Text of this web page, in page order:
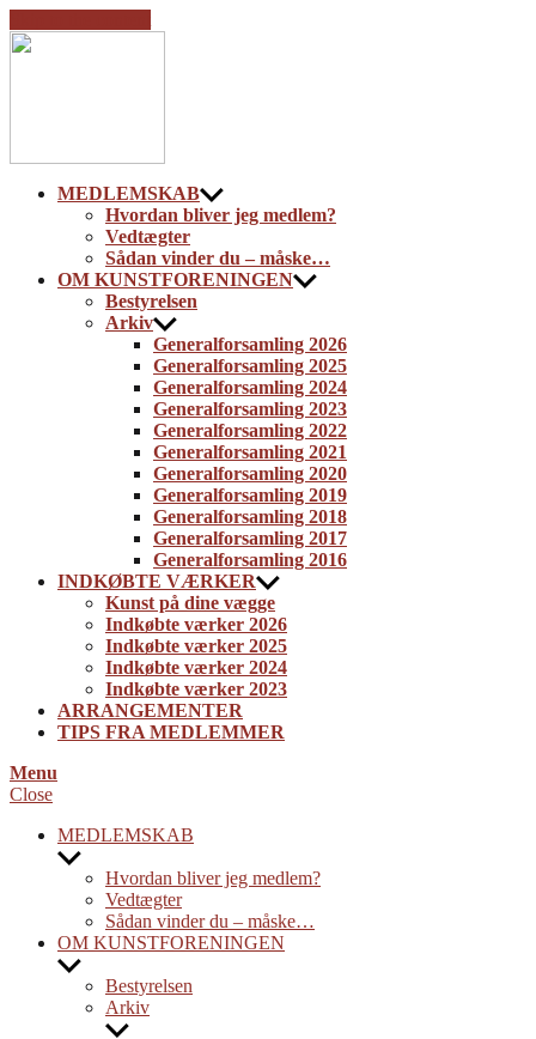
MEDLEMSKAB
Hvordan bliver jeg medlem?
Vedtægter
Sådan vinder du – måske…
OM KUNSTFORENINGEN
Bestyrelsen
Arkiv
Generalforsamling 2026
Generalforsamling 2025
Generalforsamling 2024
Generalforsamling 2023
Generalforsamling 2022
Generalforsamling 2021
Generalforsamling 2020
Generalforsamling 2019
Generalforsamling 2018
Generalforsamling 2017
Generalforsamling 2016
INDKØBTE VÆRKER
Kunst på dine vægge
Indkøbte værker 2026
Indkøbte værker 2025
Indkøbte værker 2024
Indkøbte værker 2023
ARRANGEMENTER
TIPS FRA MEDLEMMER
Menu
Close
MEDLEMSKAB
Show
menu
Hvordan bliver jeg medlem?
Vedtægter
Sådan vinder du – måske…
OM KUNSTFORENINGEN
Show
menu
Bestyrelsen
Arkiv
Show